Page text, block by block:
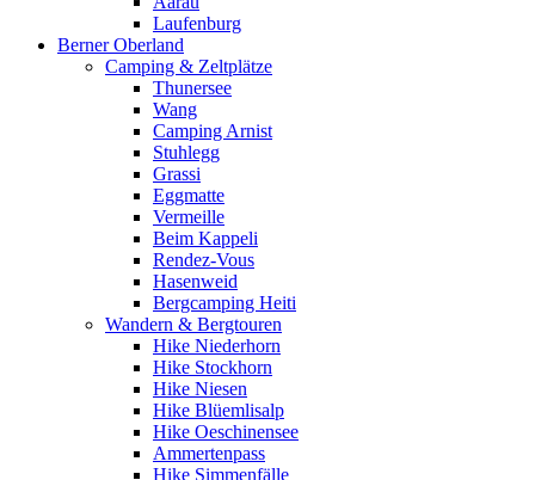
Laufenburg
Berner Oberland
Camping & Zeltplätze
Thunersee
Wang
Camping Arnist
Stuhlegg
Grassi
Eggmatte
Vermeille
Beim Kappeli
Rendez-Vous
Hasenweid
Bergcamping Heiti
Wandern & Bergtouren
Hike Niederhorn
Hike Stockhorn
Hike Niesen
Hike Blüemlisalp
Hike Oeschinensee
Ammertenpass
Hike Simmenfälle